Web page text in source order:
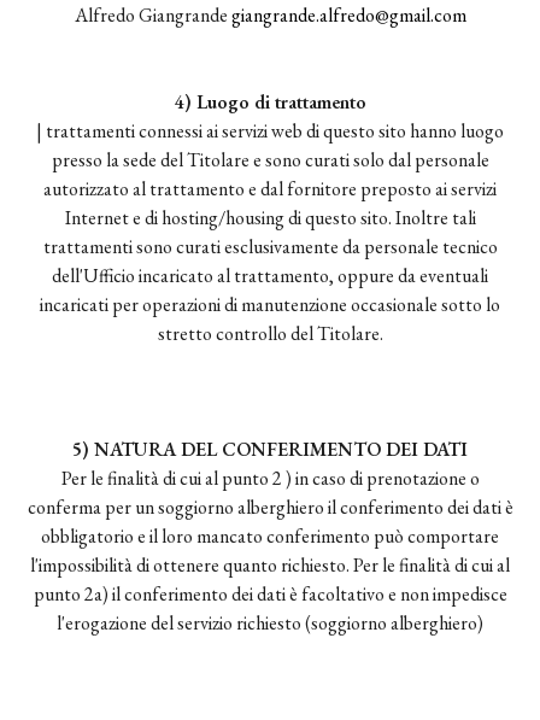
Alfredo Giangrandegiangrande.alfredo@gmail.com
4) Luogo di trattamento
| trattamenti connessi ai servizi web di questo sito hanno luogo
presso la sede del Titolare e sono curati solo dal personale
autorizzato al trattamento e dal fornitore preposto ai servizi
Internet e di hosting/housing di questo sito. Inoltre tali
trattamenti sono curati esclusivamente da personale tecnico
dell'Ufficio incaricato al trattamento, oppure da eventuali
incaricati per operazioni di manutenzione occasionale sotto lo
stretto controllo del Titolare.
5) NATURA DEL CONFERIMENTO DEI DATI
Per le finalità di cui al punto 2 ) in caso di prenotazione o
conferma per un soggiorno alberghiero il conferimento dei dati è
obbligatorio e il loro mancato conferimento può comportare
l'impossibilità di ottenere quanto richiesto. Per le finalità di cui al
punto 2a) il conferimento dei dati è facoltativo e non impedisce
l'erogazione del servizio richiesto (soggiorno alberghiero)